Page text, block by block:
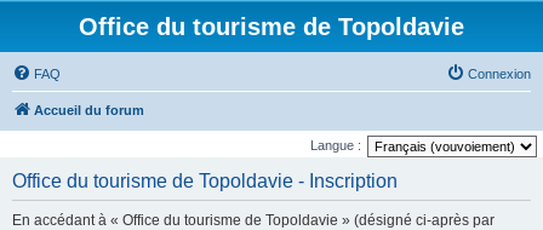
Office du tourisme de Topoldavie
FAQ Connexion
Accueil du forum
Langue :
Office du tourisme de Topoldavie - Inscription
En accédant à « Office du tourisme de Topoldavie » (désigné ci-après par